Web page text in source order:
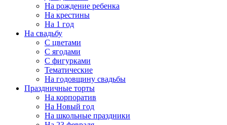
На рождение ребенка
На крестины
На 1 год
На свадьбу
С цветами
С ягодами
С фигурками
Тематические
На годовщину свадьбы
Праздничные торты
На корпоратив
На Новый год
На школьные праздники